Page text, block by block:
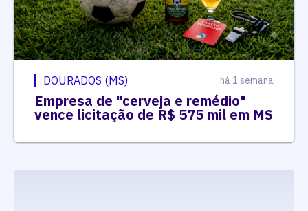
DOURADOS (MS) há 1 semana
Empresa de "cerveja e remédio"
vence licitação de R$ 575 mil em MS